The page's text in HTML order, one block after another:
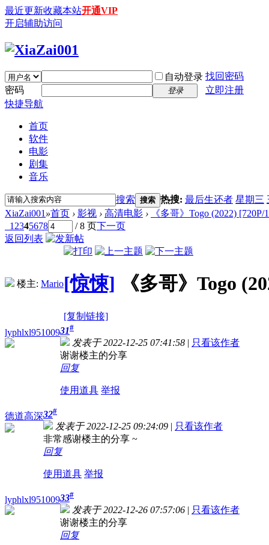
最近更新收藏本站开通VIP
开启辅助访问
自动登录 找回密码
密码
登录
立即注册
快捷导航
首页
软件
电影
剧集
音乐
搜索 搜索 热搜: 最后生还者 星期三
XiaZai001 »首页 › 影视 › 高清电影 ›
《多哥》Togo (2022)
1 2345678 / 8 页下一页
返回列表
楼主: Mario[惊悚] 《多哥》Togo
[复制链接]
lyphlxl95100931#
发表于 2022-12-25 07:41:58 | 只看该作者
谢谢楼主的分享
回复
使用道具 举报
德道高深32#
发表于 2022-12-25 09:24:09 | 只看该作者
非常感谢楼主的分享 ~
回复
使用道具 举报
lyphlxl95100933#
发表于 2022-12-26 07:57:06 | 只看该作者
谢谢楼主的分享
回复